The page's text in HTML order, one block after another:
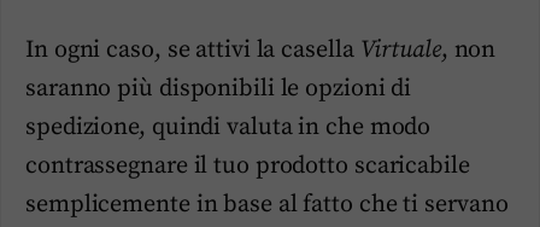
In ogni caso, se attivi la casella Virtuale, non
saranno più disponibili le opzioni di
spedizione, quindi valuta in che modo
contrassegnare il tuo prodotto scaricabile
semplicemente in base al fatto che ti servano